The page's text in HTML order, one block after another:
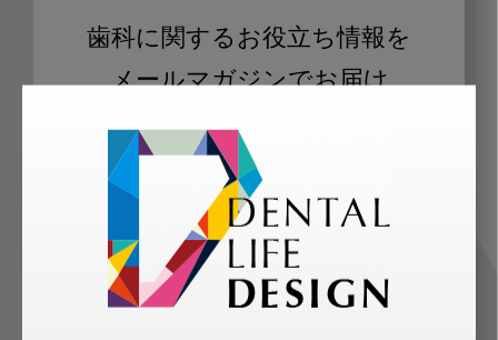
歯科に関するお役立ち情報を
メールマガジンでお届け
ご登録いただいた職種（歯科医師、歯
科衛生士、歯科技工士）に合わせた内
容のメールマガジンをお届けします。